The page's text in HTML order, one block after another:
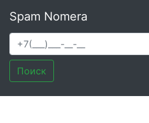
Spam Nomera
Поиск